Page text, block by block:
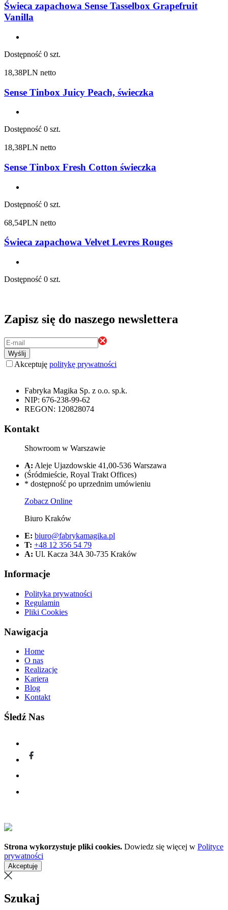
Świeca zapachowa Sense Tasselbox Grapefruit
Vanilla
Dostępność 0 szt.
18,38PLN netto
Sense Tinbox Juicy Peach, świeczka
Dostępność 0 szt.
18,38PLN netto
Sense Tinbox Fresh Cotton świeczka
Dostępność 0 szt.
68,54PLN netto
Świeca zapachowa Velvet Levres Rouges
Dostępność 0 szt.
Zapisz się do naszego newslettera
Wyślij
Akceptuję politykę prywatności
Fabryka Magika Sp. z o.o. sp.k.
NIP: 676-238-99-62
REGON: 120828074
Kontakt
Showroom w Warszawie
A: Aleje Ujazdowskie 41,00-536 Warszawa
(Śródmieście, Royal Trakt Offices)
* dostępność po uprzednim umówieniu
Zobacz Online
Biuro Kraków
E: biuro@fabrykamagika.pl
T: +48 12 356 54 79
A: Ul. Kacza 34A 30-735 Kraków
Informacje
Polityka prywatności
Regulamin
Pliki Cookies
Nawigacja
Home
O nas
Realizacje
Kariera
Blog
Kontakt
Śledź Nas
Strona wykorzystuje pliki cookies. Dowiedz się więcej w Polityce
prywatności
Akceptuję
Szukaj